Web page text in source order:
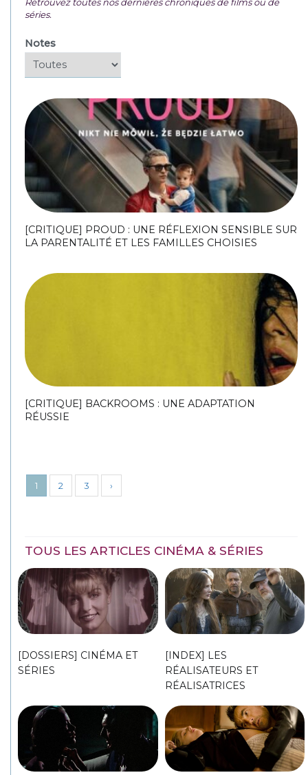
séries.
Notes
[CRITIQUE] PROUD : UNE RÉFLEXION SENSIBLE SUR
LA PARENTALITÉ ET LES FAMILLES CHOISIES
[CRITIQUE] BACKROOMS : UNE ADAPTATION
RÉUSSIE
1 2 3 ›
TOUS LES ARTICLES CINÉMA & SÉRIES
[DOSSIERS] CINÉMA ET
SÉRIES
[INDEX] LES
RÉALISATEURS ET
RÉALISATRICES